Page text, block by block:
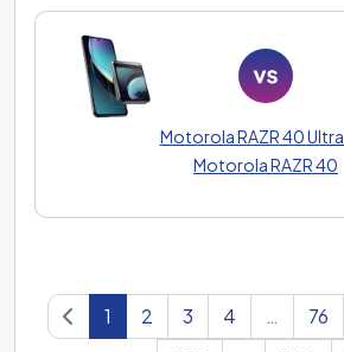
Motorola RAZR 40 Ultra
Motorola RAZR 40
1 2 3 4 … 76